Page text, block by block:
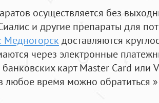
осуществляется без
и другие препараты для
Медногорск доставляются
через электронные
карт Master Card или
любое время можно обратиться